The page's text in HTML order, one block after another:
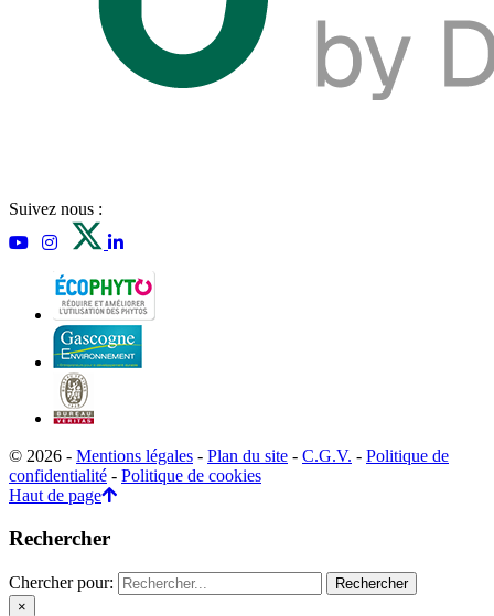
Suivez nous :
© 2026 - Mentions légales - Plan du site - C.G.V. - Politique de
confidentialité - Politique de cookies
Haut de page
Rechercher
Chercher pour:
×